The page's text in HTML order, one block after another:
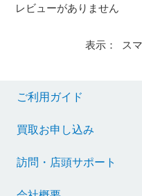
レビューがありません
表示： ス
ご利用ガイド
買取お申し込み
訪問・店頭サポート